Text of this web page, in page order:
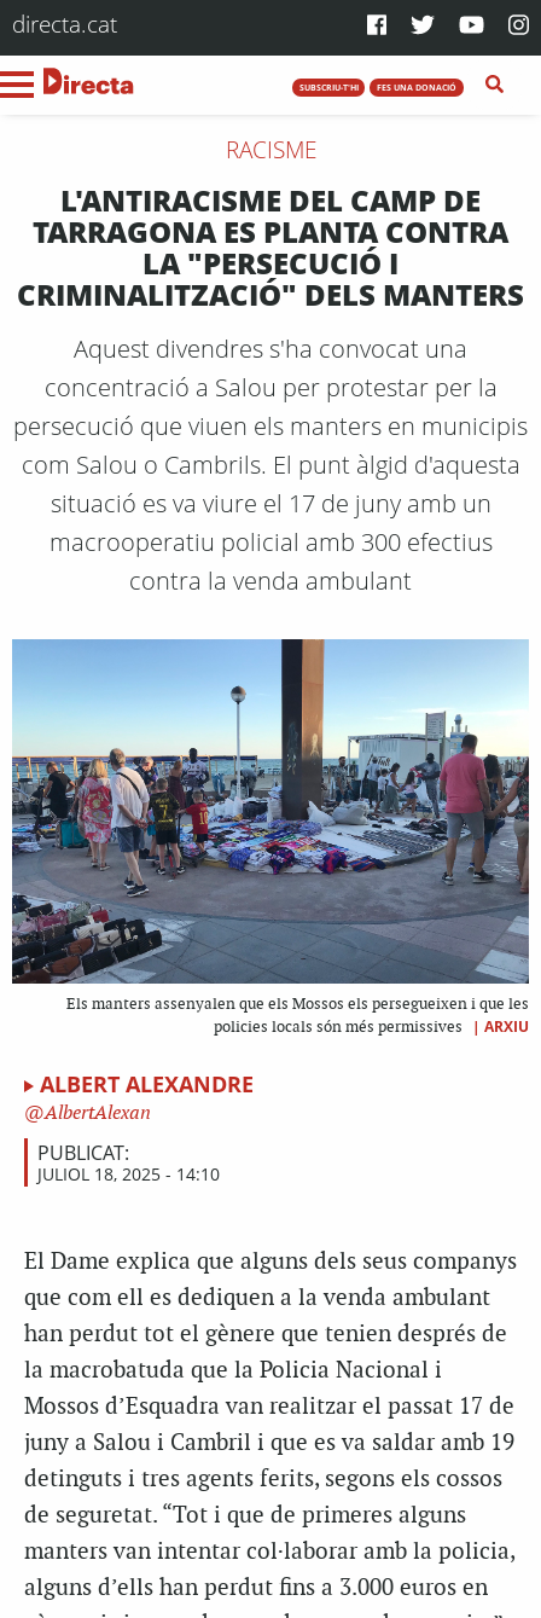
directa.cat
SUBSCRIU-T'HI FES UNA DONACIÓ
RACISME
L'ANTIRACISME DEL CAMP DE
TARRAGONA ES PLANTA CONTRA
LA "PERSECUCIÓ I
CRIMINALITZACIÓ" DELS MANTERS
Aquest divendres s'ha convocat una
concentració a Salou per protestar per la
persecució que viuen els manters en municipis
com Salou o Cambrils. El punt àlgid d'aquesta
situació es va viure el 17 de juny amb un
macrooperatiu policial amb 300 efectius
contra la venda ambulant
Els manters assenyalen que els Mossos els persegueixen i que les
policies locals són més permissives
| ARXIU
ALBERT ALEXANDRE
AlbertAlexan
PUBLICAT:
JULIOL 18, 2025 - 14:10
El Dame explica que alguns dels seus companys
que com ell es dediquen a la venda ambulant
han perdut tot el gènere que tenien després de
la macrobatuda que la Policia Nacional i
Mossos d’Esquadra van realitzar el passat 17 de
juny a Salou i Cambril i que es va saldar amb 19
detinguts i tres agents ferits, segons els cossos
de seguretat. “Tot i que de primeres alguns
manters van intentar col·laborar amb la policia,
alguns d’ells han perdut fins a 3.000 euros en